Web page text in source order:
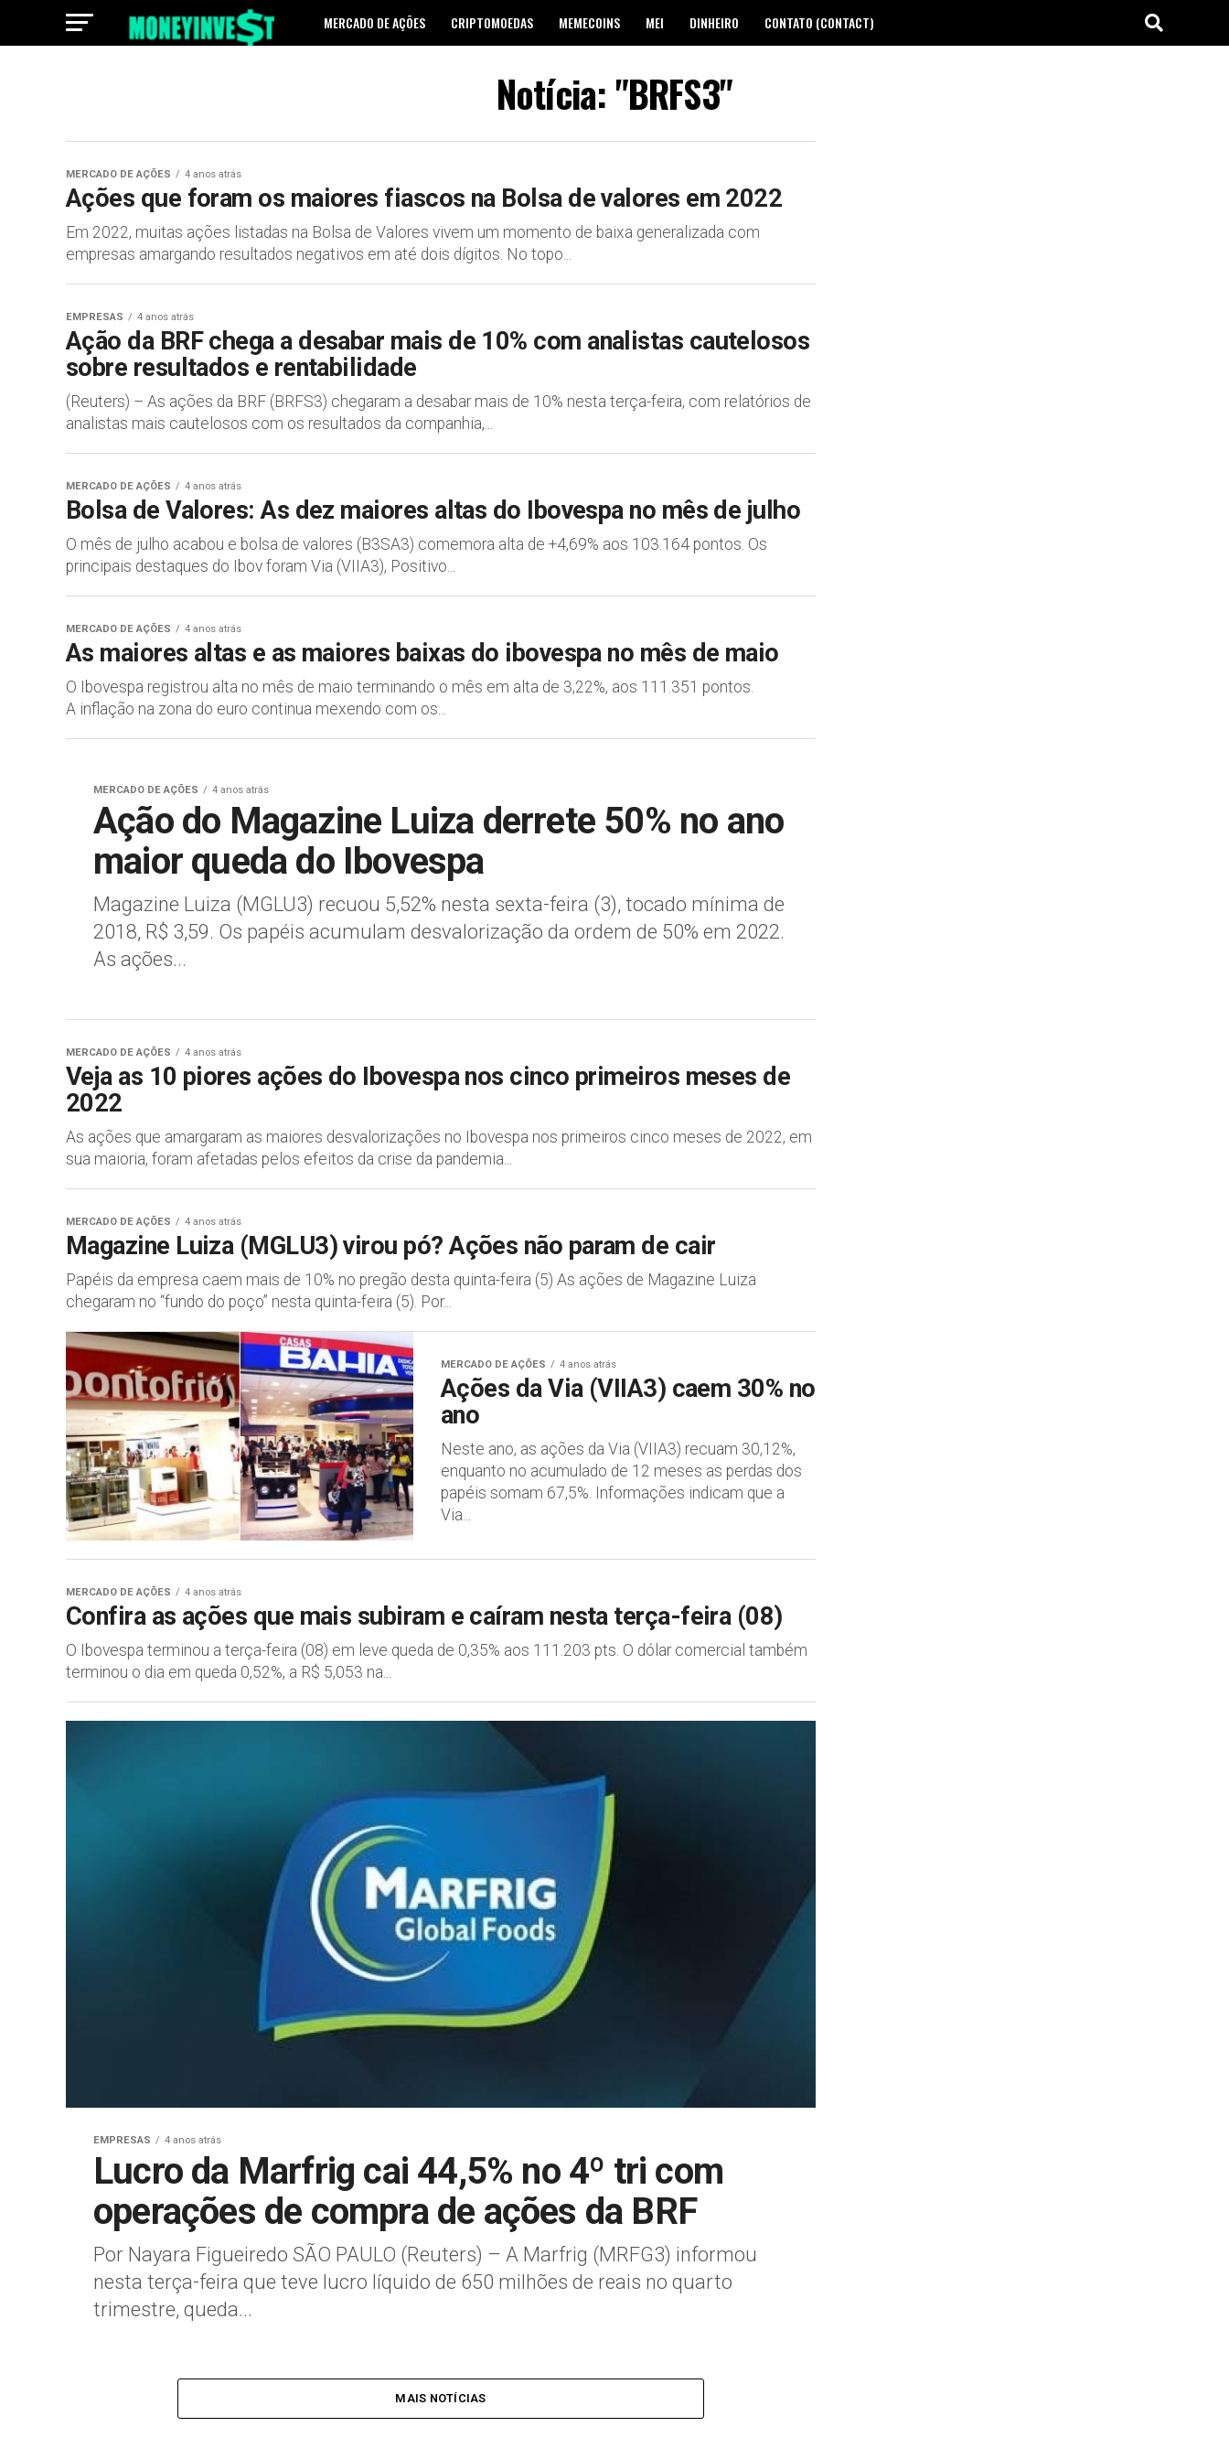
MERCADO DE AÇÕES CRIPTOMOEDAS MEMECOINS MEI DINHEIRO CONTATO (CONTACT)
Notícia: "BRFS3"
MERCADO DE AÇÕES 4 anos atrás
Ações que foram os maiores fiascos na Bolsa de valores em 2022
Em 2022, muitas ações listadas na Bolsa de Valores vivem um momento de baixa generalizada com
empresas amargando resultados negativos em até dois dígitos. No topo...
EMPRESAS 4 anos atrás
Ação da BRF chega a desabar mais de 10% com analistas cautelosos
sobre resultados e rentabilidade
(Reuters) – As ações da BRF (BRFS3) chegaram a desabar mais de 10% nesta terça-feira, com relatórios de
analistas mais cautelosos com os resultados da companhia,...
MERCADO DE AÇÕES 4 anos atrás
Bolsa de Valores: As dez maiores altas do Ibovespa no mês de julho
O mês de julho acabou e bolsa de valores (B3SA3) comemora alta de +4,69% aos 103.164 pontos. Os
principais destaques do Ibov foram Via (VIIA3), Positivo...
MERCADO DE AÇÕES 4 anos atrás
As maiores altas e as maiores baixas do ibovespa no mês de maio
O Ibovespa registrou alta no mês de maio terminando o mês em alta de 3,22%, aos 111.351 pontos.
A inflação na zona do euro continua mexendo com os...
MERCADO DE AÇÕES 4 anos atrás
Ação do Magazine Luiza derrete 50% no ano
maior queda do Ibovespa
Magazine Luiza (MGLU3) recuou 5,52% nesta sexta-feira (3), tocado mínima de
2018, R$ 3,59. Os papéis acumulam desvalorização da ordem de 50% em 2022.
As ações...
MERCADO DE AÇÕES 4 anos atrás
Veja as 10 piores ações do Ibovespa nos cinco primeiros meses de
2022
As ações que amargaram as maiores desvalorizações no Ibovespa nos primeiros cinco meses de 2022, em
sua maioria, foram afetadas pelos efeitos da crise da pandemia...
MERCADO DE AÇÕES 4 anos atrás
Magazine Luiza (MGLU3) virou pó? Ações não param de cair
Papéis da empresa caem mais de 10% no pregão desta quinta-feira (5) As ações de Magazine Luiza
chegaram no “fundo do poço” nesta quinta-feira (5). Por...
MERCADO DE AÇÕES 4 anos atrás
Ações da Via (VIIA3) caem 30% no
ano
Neste ano, as ações da Via (VIIA3) recuam 30,12%,
enquanto no acumulado de 12 meses as perdas dos
papéis somam 67,5%. Informações indicam que a
Via...
MERCADO DE AÇÕES 4 anos atrás
Confira as ações que mais subiram e caíram nesta terça-feira (08)
O Ibovespa terminou a terça-feira (08) em leve queda de 0,35% aos 111.203 pts. O dólar comercial também
terminou o dia em queda 0,52%, a R$ 5,053 na...
EMPRESAS 4 anos atrás
Lucro da Marfrig cai 44,5% no 4º tri com
operações de compra de ações da BRF
Por Nayara Figueiredo SÃO PAULO (Reuters) – A Marfrig (MRFG3) informou
nesta terça-feira que teve lucro líquido de 650 milhões de reais no quarto
trimestre, queda...
MAIS NOTÍCIAS